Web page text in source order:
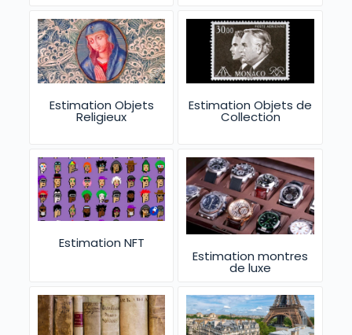
Estimation Objets
Religieux
Estimation Objets de
Collection
Estimation NFT
Estimation montres
de luxe